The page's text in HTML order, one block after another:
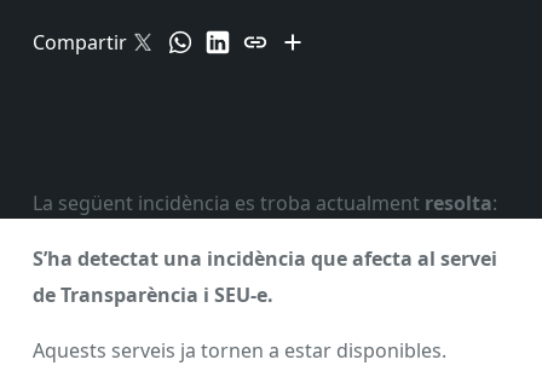
Compartir
La següent incidència es troba actualment resolta:
S’ha detectat una incidència que afecta al servei
de Transparència i SEU-e.
Aquests serveis ja tornen a estar disponibles.